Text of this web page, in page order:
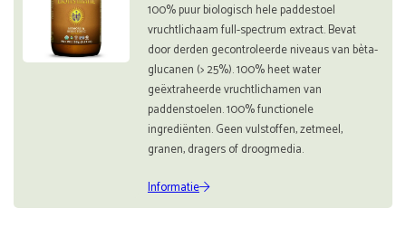
100% puur biologisch hele paddestoel
vruchtlichaam full-spectrum extract. Bevat
door derden gecontroleerde niveaus van bèta-
glucanen (> 25%). 100% heet water
geëxtraheerde vruchtlichamen van
paddenstoelen. 100% functionele
ingrediënten. Geen vulstoffen, zetmeel,
granen, dragers of droogmedia.
Informatie